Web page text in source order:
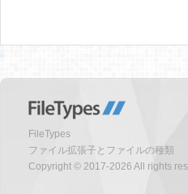
FileTypes
ファイル拡張子とファイルの種類
Copyright © 2017-2026 All rights